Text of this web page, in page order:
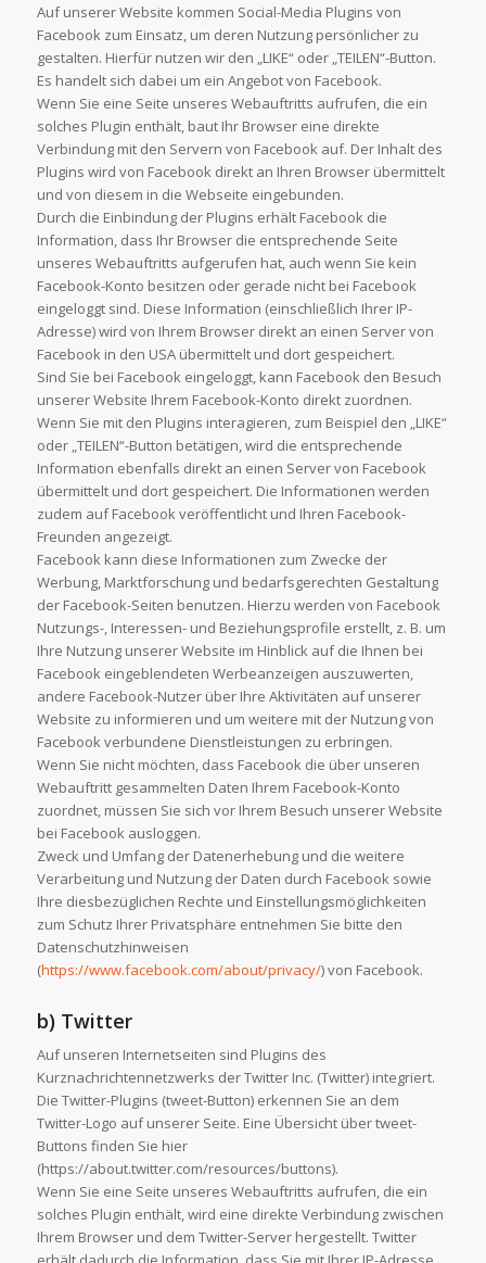
Auf unserer Website kommen Social-Media Plugins von
Facebook zum Einsatz, um deren Nutzung persönlicher zu
gestalten. Hierfür nutzen wir den „LIKE“ oder „TEILEN“-Button.
Es handelt sich dabei um ein Angebot von Facebook.
Wenn Sie eine Seite unseres Webauftritts aufrufen, die ein
solches Plugin enthält, baut Ihr Browser eine direkte
Verbindung mit den Servern von Facebook auf. Der Inhalt des
Plugins wird von Facebook direkt an Ihren Browser übermittelt
und von diesem in die Webseite eingebunden.
Durch die Einbindung der Plugins erhält Facebook die
Information, dass Ihr Browser die entsprechende Seite
unseres Webauftritts aufgerufen hat, auch wenn Sie kein
Facebook-Konto besitzen oder gerade nicht bei Facebook
eingeloggt sind. Diese Information (einschließlich Ihrer IP-
Adresse) wird von Ihrem Browser direkt an einen Server von
Facebook in den USA übermittelt und dort gespeichert.
Sind Sie bei Facebook eingeloggt, kann Facebook den Besuch
unserer Website Ihrem Facebook-Konto direkt zuordnen.
Wenn Sie mit den Plugins interagieren, zum Beispiel den „LIKE“
oder „TEILEN“-Button betätigen, wird die entsprechende
Information ebenfalls direkt an einen Server von Facebook
übermittelt und dort gespeichert. Die Informationen werden
zudem auf Facebook veröffentlicht und Ihren Facebook-
Freunden angezeigt.
Facebook kann diese Informationen zum Zwecke der
Werbung, Marktforschung und bedarfsgerechten Gestaltung
der Facebook-Seiten benutzen. Hierzu werden von Facebook
Nutzungs-, Interessen- und Beziehungsprofile erstellt, z. B. um
Ihre Nutzung unserer Website im Hinblick auf die Ihnen bei
Facebook eingeblendeten Werbeanzeigen auszuwerten,
andere Facebook-Nutzer über Ihre Aktivitäten auf unserer
Website zu informieren und um weitere mit der Nutzung von
Facebook verbundene Dienstleistungen zu erbringen.
Wenn Sie nicht möchten, dass Facebook die über unseren
Webauftritt gesammelten Daten Ihrem Facebook-Konto
zuordnet, müssen Sie sich vor Ihrem Besuch unserer Website
bei Facebook ausloggen.
Zweck und Umfang der Datenerhebung und die weitere
Verarbeitung und Nutzung der Daten durch Facebook sowie
Ihre diesbezüglichen Rechte und Einstellungsmöglichkeiten
zum Schutz Ihrer Privatsphäre entnehmen Sie bitte den
Datenschutzhinweisen
(https://www.facebook.com/about/privacy/) von Facebook.
b) Twitter
Auf unseren Internetseiten sind Plugins des
Kurznachrichtennetzwerks der Twitter Inc. (Twitter) integriert.
Die Twitter-Plugins (tweet-Button) erkennen Sie an dem
Twitter-Logo auf unserer Seite. Eine Übersicht über tweet-
Buttons finden Sie hier
(https://about.twitter.com/resources/buttons).
Wenn Sie eine Seite unseres Webauftritts aufrufen, die ein
solches Plugin enthält, wird eine direkte Verbindung zwischen
Ihrem Browser und dem Twitter-Server hergestellt. Twitter